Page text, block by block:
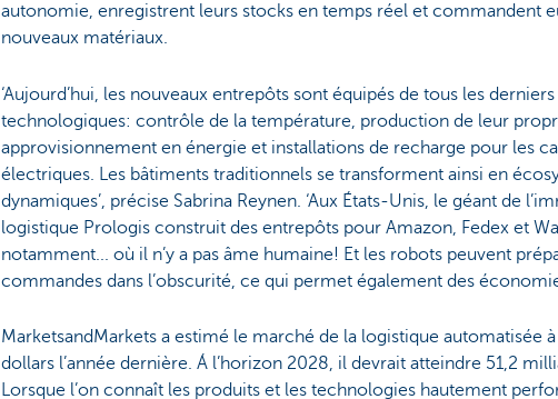
autonomie, enregistrent leurs stocks en temps réel et commandent
nouveaux matériaux.
‘Aujourd’hui, les nouveaux entrepôts sont équipés de tous les
technologiques: contrôle de la température, production de leur
approvisionnement en énergie et installations de recharge pour les
électriques. Les bâtiments traditionnels se transforment ainsi en
dynamiques’, précise Sabrina Reynen. ‘Aux États-Unis, le géant de
logistique Prologis construit des entrepôts pour Amazon, Fedex et
notamment... où il n’y a pas âme humaine! Et les robots peuvent
commandes dans l’obscurité, ce qui permet également des
MarketsandMarkets a estimé le marché de la logistique automatisée
dollars l’année dernière. Á l’horizon 2028, il devrait atteindre 51,2
Lorsque l’on connaît les produits et les technologies hautement